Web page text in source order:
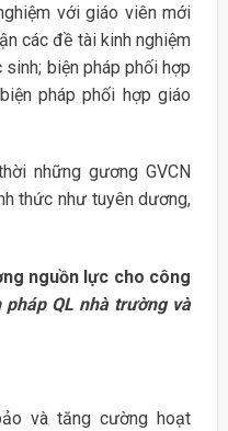
với giáo viên mới
các đề tài kinh nghiệm
biện pháp phối hợp
pháp phối hợp giáo
những gương GVCN
thức như tuyên dương,
nguồn lực cho công
pháp QL nhà trường và
và tăng cường hoạt